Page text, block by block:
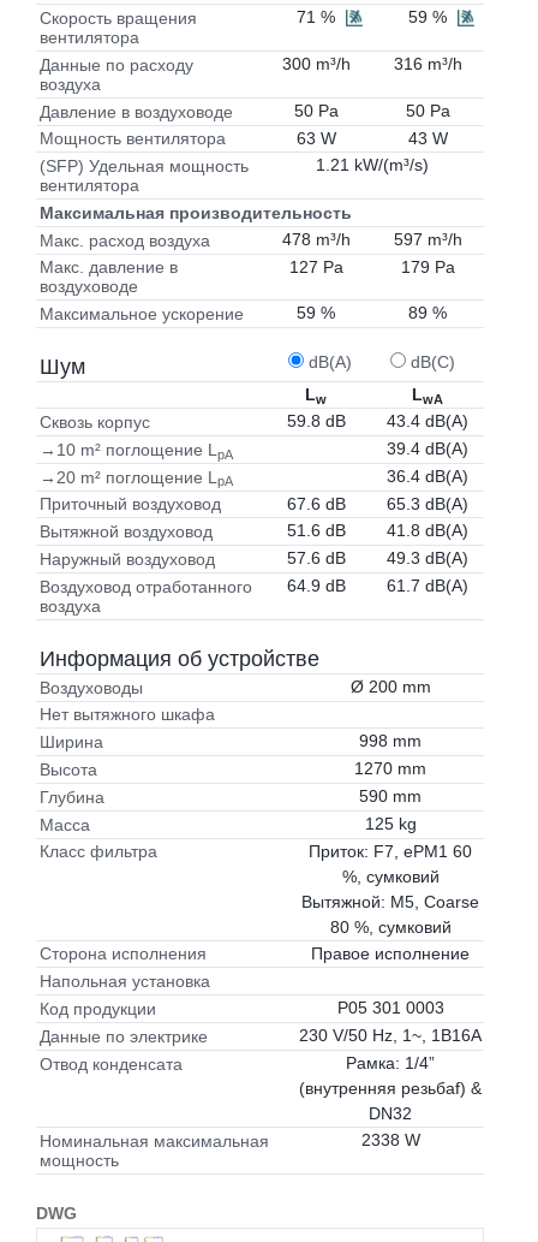
Скорость вращения
вентилятора
71 % 59 %
Данные по расходу
воздуха
300 m³/h 316 m³/h
Давление в воздуховоде 50 Pa
50 Pa
Мощность вентилятора
63 W
43 W
(SFP) Удельная мощность
вентилятора
1.21 kW/(m³/s)
Максимальная производительность
Макс. расход воздуха
478 m³/h
597 m³/h
Макс. давление в
воздуховоде
127 Pa 179 Pa
Максимальное ускорение 59 % 89 %
Шум dB(A)
dB(C)
Lw LwA
Сквозь корпус 59.8 dB
43.4 dB(A)
→10 m² поглощение L pA
39.4 dB(A)
→20 m² поглощение L pA
36.4 dB(A)
Приточный воздуховод
67.6 dB
65.3 dB(A)
Вытяжной воздуховод
51.6 dB
41.8 dB(A)
Наружный воздуховод
57.6 dB
49.3 dB(A)
Воздуховод отработанного
воздуха
64.9 dB 61.7 dB(A)
Информация об устройстве
Воздуховоды
Ø 200 mm
Нет вытяжного шкафа
Ширина
998 mm
Высота
1270 mm
Глубина
590 mm
Масса
125 kg
Класс фильтра
Приток: F7, ePM1 60
%, сумковий
Вытяжной: M5, Coarse
80 %, сумковий
Сторона исполнения
Правое исполнение
Напольная установка
Код продукции
P05 301 0003
Данные по электрике
230 V/50 Hz, 1~, 1B16A
Отвод конденсата
Рамка: 1/4”
(внутренняя резьбаf) &
DN32
Номинальная максимальная
мощность
2338 W
DWG